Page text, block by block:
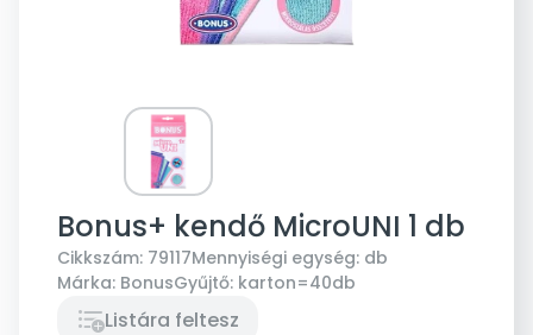
Bonus+ kendő MicroUNI 1 db
Cikkszám: 79117Mennyiségi egység: db
Márka: BonusGyűjtő: karton=40db
Listára feltesz